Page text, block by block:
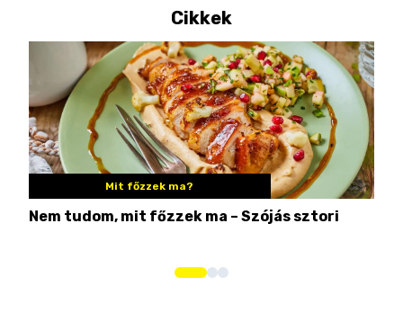
Cikkek
Mit főzzek ma?
Nem tudom, mit főzzek ma – Szójás sztori